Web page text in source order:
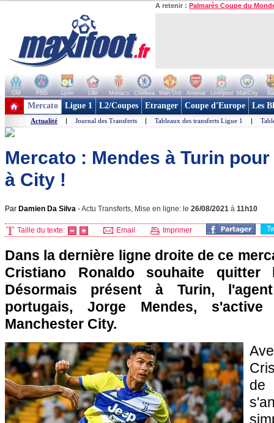
A retenir : Palmarès Coupe du
OM PSG Lyon Lille Monaco Chelsea Man Utd Arsenal Liverpool ManCity
+ de clubs
Mercato Ligue 1 L2/Coupes Etranger Coupe d'Europe Les
Actualité | Journal des Transferts | Tableaux des transferts Ligue 1 |
Mercato : Mendes à Turin
à City !
Par Damien Da Silva -Actu Transferts, Mise en ligne: le 26/08/2021 à 11h10
Taille du texte: Email Imprimer
Dans la dernière ligne droite de ce
Cristiano Ronaldo souhaite quitter
Désormais présent à Turin,
portugais, Jorge Mendes,
Manchester City.
de